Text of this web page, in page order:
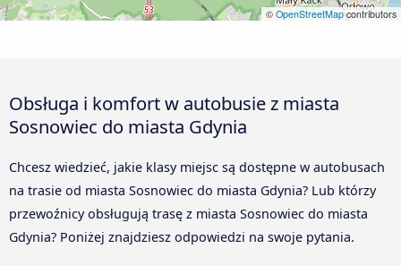
©OpenStreetMapcontributors
Obsługa i komfort w autobusie z miasta
Sosnowiec do miasta Gdynia
Chcesz wiedzieć, jakie klasy miejsc są dostępne w autobusach
na trasie od miasta Sosnowiec do miasta Gdynia? Lub którzy
przewoźnicy obsługują trasę z miasta Sosnowiec do miasta
Gdynia? Poniżej znajdziesz odpowiedzi na swoje pytania.